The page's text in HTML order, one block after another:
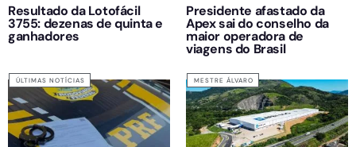
Resultado da Lotofácil
3755: dezenas de quinta e
ganhadores
Presidente afastado da
Apex sai do conselho da
maior operadora de
viagens do Brasil
ÚLTIMAS NOTÍCIAS MESTRE ÁLVARO